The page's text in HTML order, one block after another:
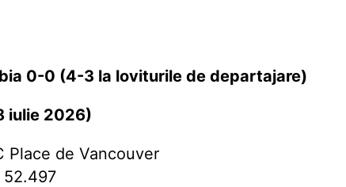
0-0 (4-3 la loviturile de departajare)
iulie 2026)
Place de Vancouver
52.497